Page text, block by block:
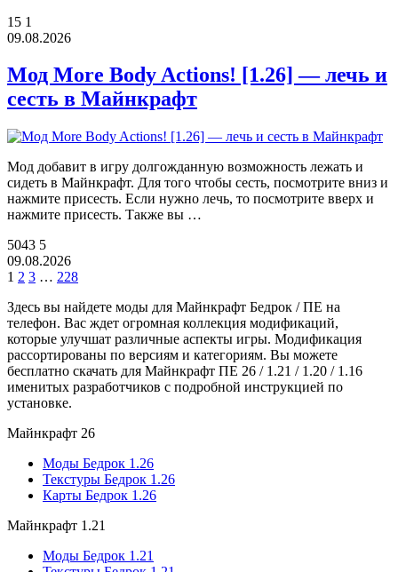
15 1
09.08.2026
Мод More Body Actions! [1.26] — лечь и
сесть в Майнкрафт
Мод добавит в игру долгожданную возможность лежать и
сидеть в Майнкрафт. Для того чтобы сесть, посмотрите вниз и
нажмите присесть. Если нужно лечь, то посмотрите вверх и
нажмите присесть. Также вы …
5043 5
09.08.2026
1 2 3 … 228
Здесь вы найдете моды для Майнкрафт Бедрок / ПЕ на
телефон. Вас ждет огромная коллекция модификаций,
которые улучшат различные аспекты игры. Модификация
рассортированы по версиям и категориям. Вы можете
бесплатно скачать для Майнкрафт ПЕ 26 / 1.21 / 1.20 / 1.16
именитых разработчиков с подробной инструкцией по
установке.
Майнкрафт 26
Моды Бедрок 1.26
Текстуры Бедрок 1.26
Карты Бедрок 1.26
Майнкрафт 1.21
Моды Бедрок 1.21